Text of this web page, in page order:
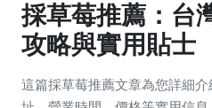
採草莓推薦：台
攻略與實用貼士
這篇採草莓推薦文章為您詳細